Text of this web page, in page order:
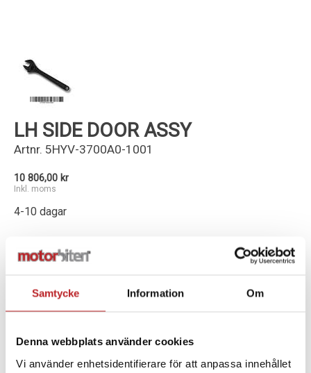
Samtycke Information Om
Denna webbplats använder cookies
Vi använder enhetsidentifierare för att anpassa innehållet
LH SIDE DOOR ASSY
Artnr. 5HYV-3700A0-1001
10 806,00 kr
Inkl. moms
4-10 dagar
- +
SPECIFIKATION